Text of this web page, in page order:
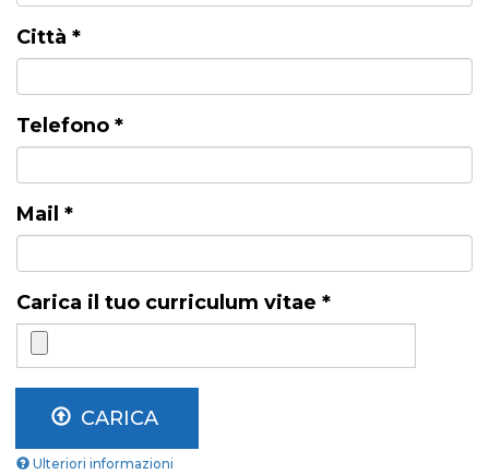
Città *
Telefono *
Mail *
Carica il tuo curriculum vitae *
CARICA
Ulteriori informazioni